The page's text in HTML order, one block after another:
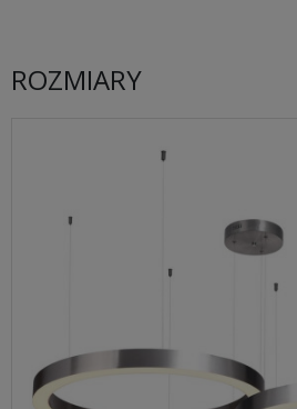
ROZMIARY